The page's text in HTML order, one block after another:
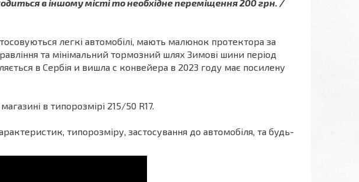
в іншому місті то необхідне переміщення 200 грн. /
легкі автомобілі, мають малюнок протектора за
та мінімальний тормозний шлях Зимові шини період
в Сербія и вишла с конвейера в 2023 году має посилену
в типорозмірі 215/50 R17.
типорозміру, застосування до автомобіля, та будь-